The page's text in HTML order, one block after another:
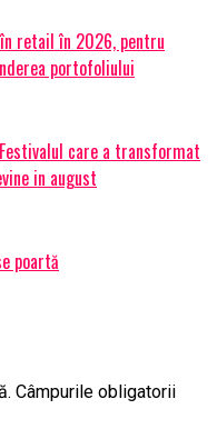
retail în 2026, pentru
portofoliului
Festivalul care a transformat
in august
poartă
Câmpurile obligatorii